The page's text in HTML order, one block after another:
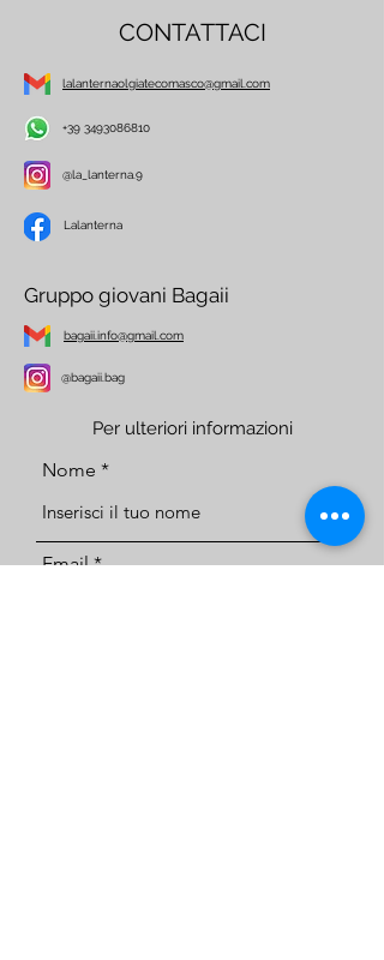
CONTATTACI
lalanternaolgiatecomasco@gmail.com
+39 3493086810
@la_lanterna.9
Lalanterna
Gruppo giovani Bagaii
bagaii.info@gmail.com
@bagaii.bag
Per ulteriori informazioni
Nome
Email